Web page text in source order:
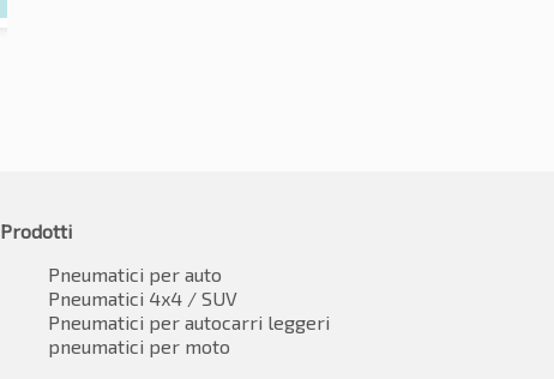
Prodotti
Pneumatici per auto
Pneumatici 4x4 / SUV
Pneumatici per autocarri leggeri
pneumatici per moto